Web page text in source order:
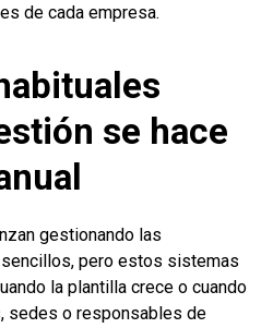
de cada empresa.
se hace
gestionando las
pero estos sistemas
la plantilla crece o cuando
sedes o responsables de